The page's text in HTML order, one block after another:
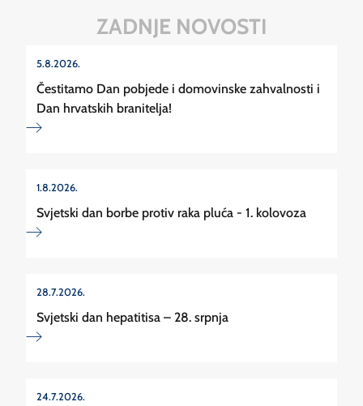
ZADNJE NOVOSTI
5.8.2026.
Čestitamo Dan pobjede i domovinske zahvalnosti i
Dan hrvatskih branitelja!
1.8.2026.
Svjetski dan borbe protiv raka pluća - 1. kolovoza
28.7.2026.
Svjetski dan hepatitisa – 28. srpnja
24.7.2026.